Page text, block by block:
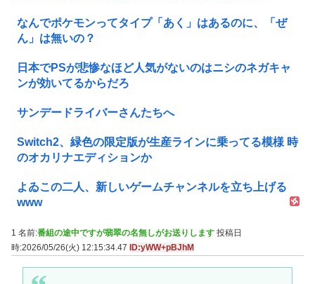
なんでポケモンってタイプ「あく」はあるのに、「ぜ
ん」は無いの？
日本でPSが悲惨なほど人気がないのはニシのネガキャ
ンが効いてるからだろ
サンデードライバーさんたちへ
Switch2、緑色の限定版が生産ラインに乗ってる模様 時
のオカリナエディションか
よゐこの二人、新しいゲームチャンネルを立ち上げる
www
1 名前:番組の途中ですが翡翠の名無しがお送りします 投稿日
時:2026/05/26(火) 12:15:34.47
ID:yWW+pBJhM